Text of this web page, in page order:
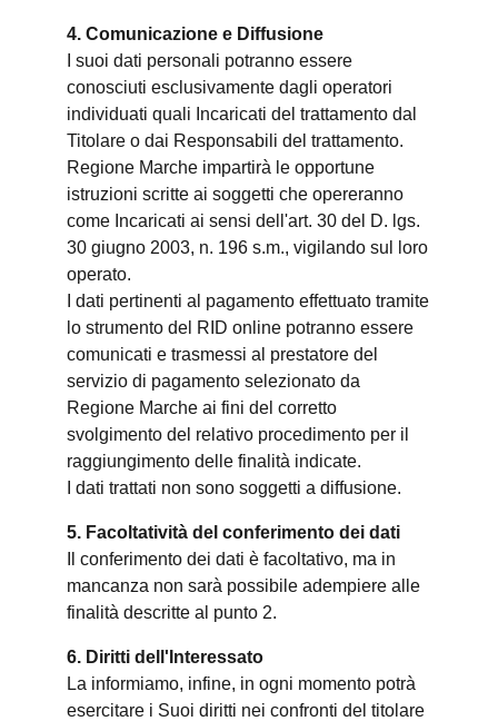
4. Comunicazione e Diffusione
I suoi dati personali potranno essere
conosciuti esclusivamente dagli operatori
individuati quali Incaricati del trattamento dal
Titolare o dai Responsabili del trattamento.
Regione Marche impartirà le opportune
istruzioni scritte ai soggetti che opereranno
come Incaricati ai sensi dell'art. 30 del D. lgs.
30 giugno 2003, n. 196 s.m., vigilando sul loro
operato.
I dati pertinenti al pagamento effettuato tramite
lo strumento del RID online potranno essere
comunicati e trasmessi al prestatore del
servizio di pagamento selezionato da
Regione Marche ai fini del corretto
svolgimento del relativo procedimento per il
raggiungimento delle finalità indicate.
I dati trattati non sono soggetti a diffusione.
5. Facoltatività del conferimento dei dati
Il conferimento dei dati è facoltativo, ma in
mancanza non sarà possibile adempiere alle
finalità descritte al punto 2.
6. Diritti dell'Interessato
La informiamo, infine, in ogni momento potrà
esercitare i Suoi diritti nei confronti del titolare